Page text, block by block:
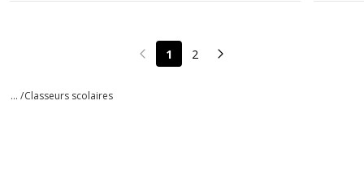
Page précédente
1 2 Page suivante
... /Classeurs scolaires